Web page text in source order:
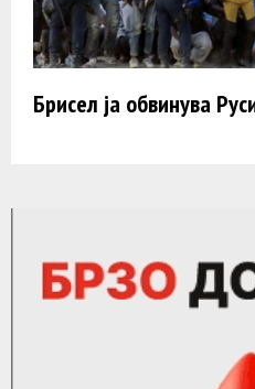
Брисел ја обвинува